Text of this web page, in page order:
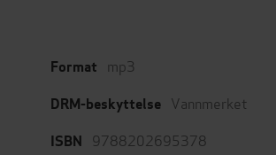
Format mp3
DRM-beskyttelse Vannmerket
ISBN 9788202695378